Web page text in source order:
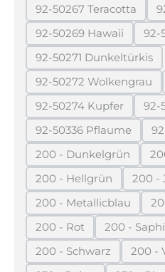
92-50267 Teracotta
(Diese Option
92-50269 Hawaii
(Diese Option ist
92-
92-50271 Dunkeltürkis
(Diese Option
92-50272 Wolkengrau
(Diese Option
92-50274 Kupfer
(Diese Option ist
92-
92-50336 Pflaume
(Diese Option ist
200 - Dunkelgrün
(Diese Option ist
200 - Hellgrün
(Diese Option ist
200 -
200 - Metallicblau
(Diese Option ist
200 - Rot
(Diese Option ist
200 -
200 - Schwarz
(Diese Option ist
200 -